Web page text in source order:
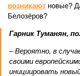
возникают новые?
Белозёров?
Гарник Туманян,
– Вероятно, в
своими
инициировать